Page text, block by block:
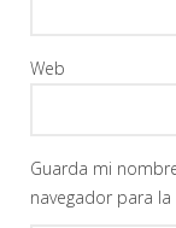
Web
Guarda mi
navegador para